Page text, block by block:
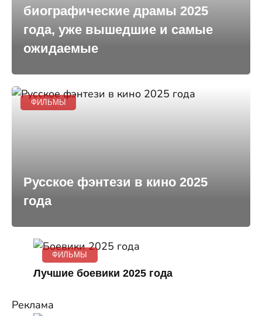
биографические драмы 2025
года, уже вышедшие и самые
ожидаемые
ФИЛЬМЫ
Русское фэнтези в кино 2025
года
ФИЛЬМЫ
Лучшие боевики 2025 года
Реклама